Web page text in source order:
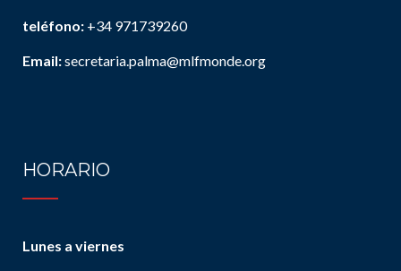
teléfono: +34 971739260
Email:secretaria.palma@mlfmonde.org
HORARIO
Lunes a viernes